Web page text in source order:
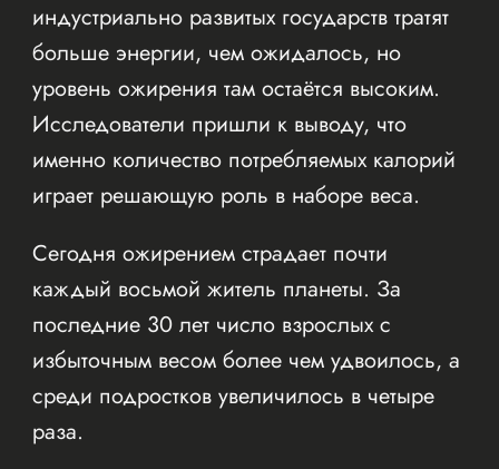
индустриально развитых государств тратят
больше энергии, чем ожидалось, но
уровень ожирения там остаётся высоким.
Исследователи пришли к выводу, что
именно количество потребляемых калорий
играет решающую роль в наборе веса.
Сегодня ожирением страдает почти
каждый восьмой житель планеты. За
последние 30 лет число взрослых с
избыточным весом более чем удвоилось, а
среди подростков увеличилось в четыре
раза.